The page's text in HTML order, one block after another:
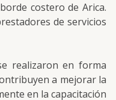
costero de Arica.
de servicios
realizaron en forma
a mejorar la
en la capacitación